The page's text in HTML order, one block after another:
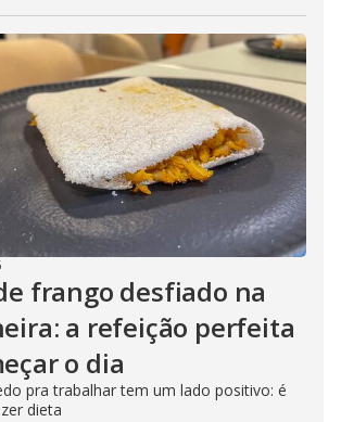
frango desfiado na
a refeição perfeita
o dia
pra trabalhar tem um lado positivo: é
dieta